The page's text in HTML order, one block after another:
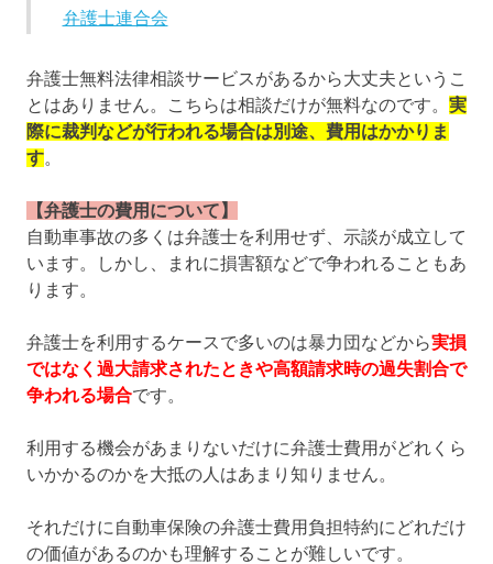
弁護士連合会
弁護士無料法律相談サービスがあるから大丈夫というこ
とはありません。こちらは相談だけが無料なのです。 実
際に裁判などが行われる場合は別途、費用はかかりま
す。
【弁護士の費用について】
自動車事故の多くは弁護士を利用せず、示談が成立して
います。しかし、まれに損害額などで争われることもあ
ります。
弁護士を利用するケースで多いのは暴力団などから実損
ではなく過大請求されたときや高額請求時の過失割合で
争われる場合です。
利用する機会があまりないだけに弁護士費用がどれくら
いかかるのかを大抵の人はあまり知りません。
それだけに自動車保険の弁護士費用負担特約にどれだけ
の価値があるのかも理解することが難しいです。